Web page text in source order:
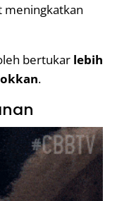
meningkatkan
bertukar lebih
.